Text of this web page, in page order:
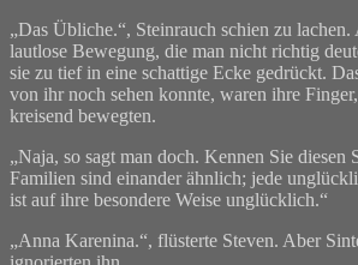
„Das Übliche.“, Steinrauch schien zu lachen.
lautlose Bewegung, die man nicht richtig
sie zu tief in eine schattige Ecke gedrückt.
von ihr noch sehen konnte, waren ihre
kreisend bewegten.
„Naja, so sagt man doch. Kennen Sie diesen
Familien sind einander ähnlich; jede
ist auf ihre besondere Weise unglücklich.“
„Anna Karenina.“, flüsterte Steven. Aber